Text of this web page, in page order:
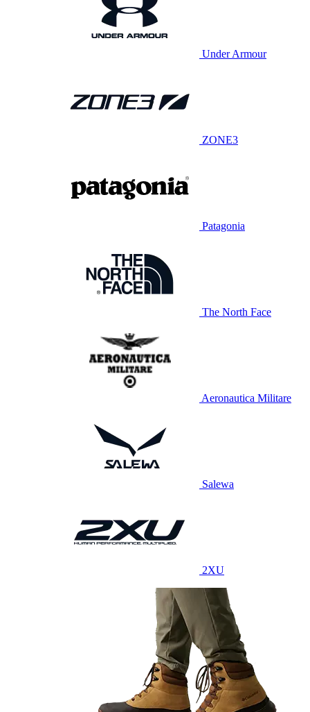
Under Armour
ZONE3
Patagonia
The North Face
Aeronautica Militare
Salewa
2XU